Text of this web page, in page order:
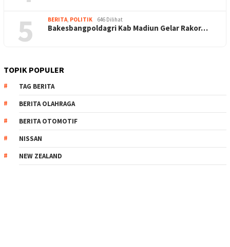
5 BERITA, POLITIK 646 Dilihat
Bakesbangpoldagri Kab Madiun Gelar Rakor…
TOPIK POPULER
TAG BERITA
BERITA OLAHRAGA
BERITA OTOMOTIF
NISSAN
NEW ZEALAND